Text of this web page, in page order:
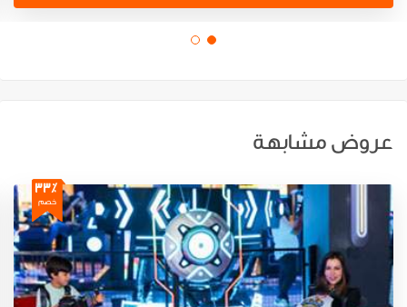
عروض مشابهة
33٪
خصم